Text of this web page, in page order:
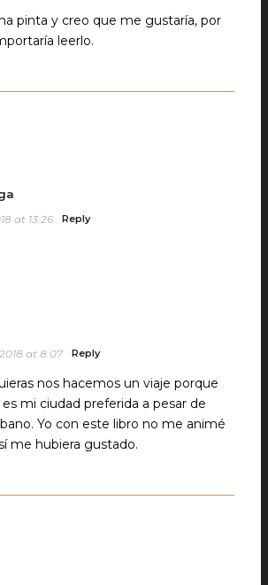
pinta y creo que me gustaría, por
leerlo.
at 13:26 Reply
at 8:07 Reply
nos hacemos un viaje porque
mi ciudad preferida a pesar de
Yo con este libro no me animé
me hubiera gustado.